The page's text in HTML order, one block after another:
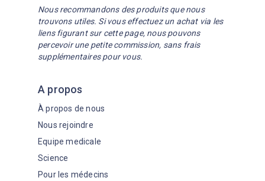
qui diagnostique et traite les troubles du
sommeil comme l’apnée du sommeil,
l’insomnie ou l’hypersomnie.En savoir plus
sur les médecins du sommeil
A propos
Nous recommandons des produits que nous
trouvons utiles. Si vous effectuez un achat via les
liens figurant sur cette page, nous pouvons
percevoir une petite commission, sans frais
supplémentaires pour vous.
Nous rejoindre
Equipe medicale
Science
Pour les médecins
À propos de nous